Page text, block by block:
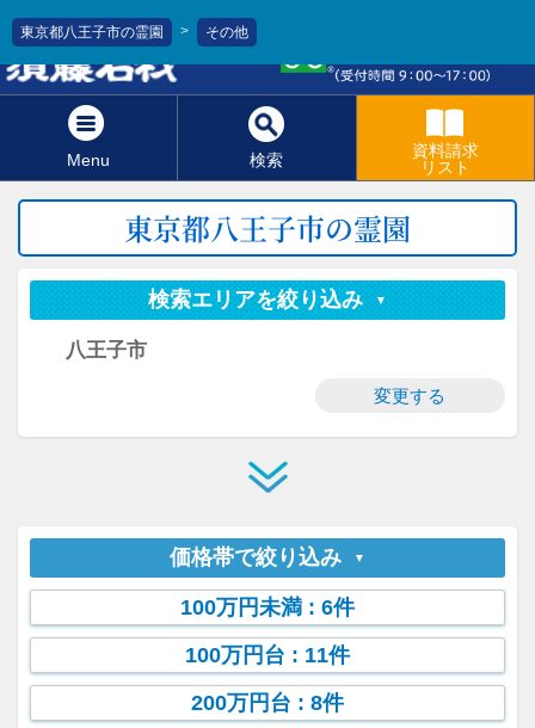
Menu 検索
資料請求
リスト
東京都八王子市の霊園 > その他
東京都八王子市の霊園
検索エリアを絞り込み
八王子市
変更する
価格帯で絞り込み
100万円未満 : 6件
100万円台 : 11件
200万円台 : 8件